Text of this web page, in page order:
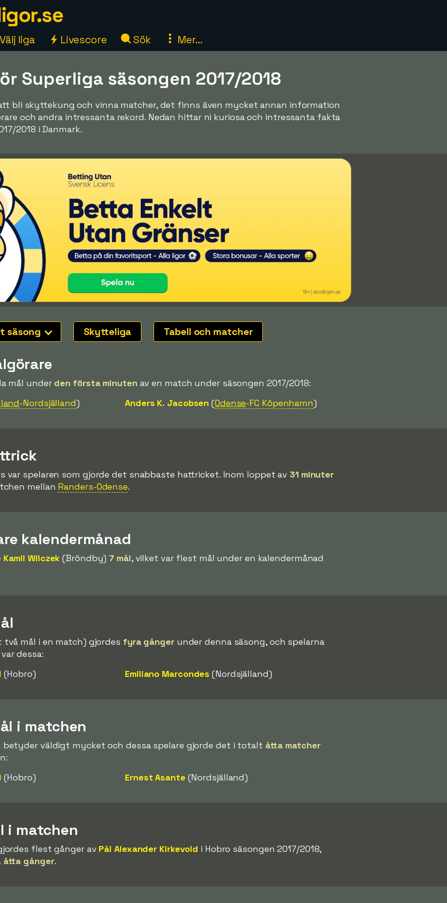
liga Livescore Sök Mer...
Superliga säsongen 2017/2018
bli skyttekung och vinna matcher, det finns även mycket annan information
och andra intressanta rekord. Nedan hittar ni kuriosa och intressanta fakta
2018 i Danmark.
säsong Skytteliga Tabell och matcher
mål under den första minuten av en match under säsongen 2017/2018:
-Nordsjälland) Anders K. Jacobsen (Odense-FC Köpenhamn)
var spelaren som gjorde det snabbaste hattricket. Inom loppet av 31 minuter
mellan Randers-Odense.
kalendermånad
Kamil Wilczek (Bröndby) 7 mål, vilket var flest mål under en kalendermånad
mål i en match) gjordes fyra gångerunder denna säsong, och spelarna
dessa:
(Hobro) Emiliano Marcondes (Nordsjälland)
i matchen
betyder väldigt mycket och dessa spelare gjorde det i totalt åtta matcher
(Hobro) Ernest Asante (Nordsjälland)
i matchen
flest gånger av Pål Alexander Kirkevold i Hobro säsongen 2017/2018,
åtta gånger.